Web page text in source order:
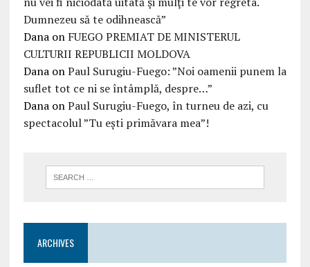
Dumnezeu să te odihnească”
Danaon FUEGO PREMIAT DE MINISTERUL
CULTURII REPUBLICII MOLDOVA
DanaonPaul Surugiu-Fuego: ”Noi oamenii punem la
suflet tot ce ni se întâmplă, despre…”
DanaonPaul Surugiu-Fuego, în turneu de azi, cu
spectacolul ”Tu ești primăvara mea”!
ARCHIVES